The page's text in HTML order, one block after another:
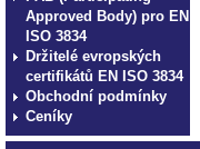
Approved Body) pro EN
ISO 3834
Držitelé evropských
certifikátů EN ISO 3834
Obchodní podmínky
Ceníky